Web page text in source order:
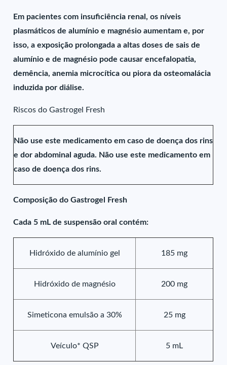
Em pacientes com insuficiência renal, os níveis
plasmáticos de alumínio e magnésio aumentam e, por
isso, a exposição prolongada a altas doses de sais de
alumínio e de magnésio pode causar encefalopatia,
demência, anemia microcítica ou piora da osteomalácia
induzida por diálise.
Riscos do Gastrogel Fresh
Não use este medicamento em caso de doença dos rins
e dor abdominal aguda. Não use este medicamento em
caso de doença dos rins.
Composição do Gastrogel Fresh
Cada 5 mL de suspensão oral contém:
Hidróxido de alumínio gel 185 mg
Hidróxido de magnésio 200 mg
Simeticona emulsão a 30% 25 mg
Veículo* QSP 5 mL